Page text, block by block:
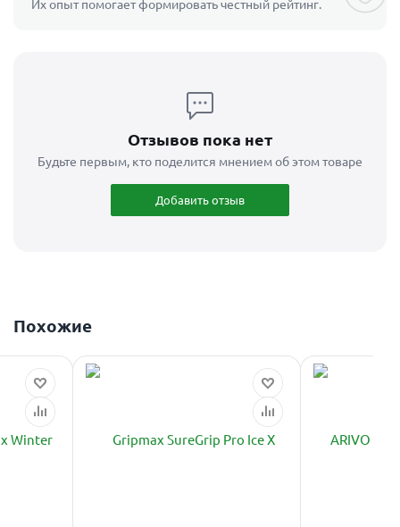
Отзывов пока нет
Будьте первым, кто поделится мнением об этом товаре
Добавить отзыв
Похожие